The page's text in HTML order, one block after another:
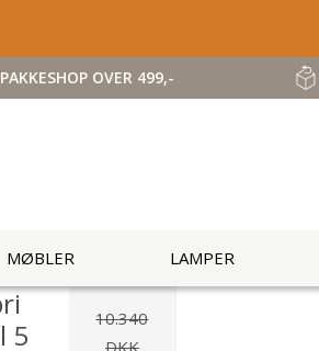
OVER 499,-
MØBLER LAMPER
5
10.340